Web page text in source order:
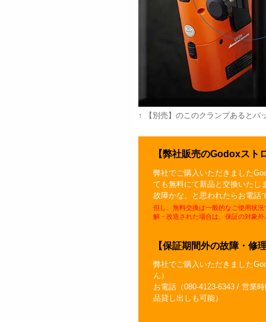
↑ 【別売】のこのクランプあるとバ
【弊社販売のGodoxスト
弊社でご購入いただきました
ても無料にて新品と交換いたし
故障かな、と思われたらお電話
但し、無料交換は一般的なご使用状
解・改造された場合は、保証の対象
【保証期間外の故障・修
弊社でご購入いただきました
ん）
お電話（080-4123-6343 / 営業
品貸し出しも可能）